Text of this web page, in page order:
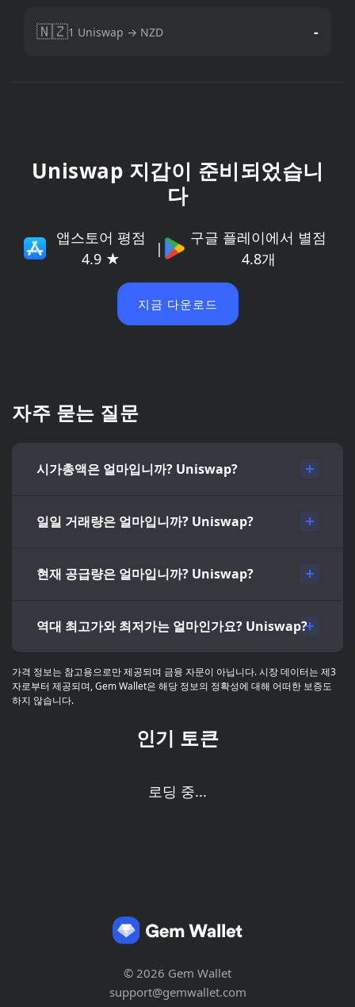
🇳🇿1 Uniswap → NZD -
Uniswap 지갑이 준비되었습니
다
앱스토어 평점
4.9 ★
|
구글 플레이에서 별점
4.8개
지금 다운로드
자주 묻는 질문
시가총액은 얼마입니까? Uniswap?
일일 거래량은 얼마입니까? Uniswap?
현재 공급량은 얼마입니까? Uniswap?
역대 최고가와 최저가는 얼마인가요? Uniswap?
가격 정보는 참고용으로만 제공되며 금융 자문이 아닙니다. 시장 데이터는 제3
자로부터 제공되며, Gem Wallet은 해당 정보의 정확성에 대해 어떠한 보증도
하지 않습니다.
인기 토큰
로딩 중...
© 2026 Gem Wallet
support@gemwallet.com